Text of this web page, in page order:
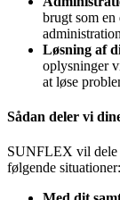
brugt som
Løsning af
oplysninger
at løse
Sådan deler vi
SUNFLEX vil dele
følgende situationer: